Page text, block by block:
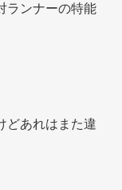
ランナーの特能
どあれはまた違